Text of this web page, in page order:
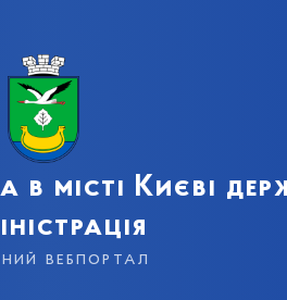
в місті Києві
вебпортал